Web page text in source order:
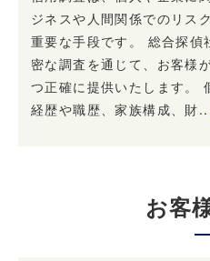
ジネスや人間関係でのリス
重要な手段です。 総合探偵
密な調査を通じて、お客様
つ正確に提供いたします。
経歴や職歴、家族構成、財
お客